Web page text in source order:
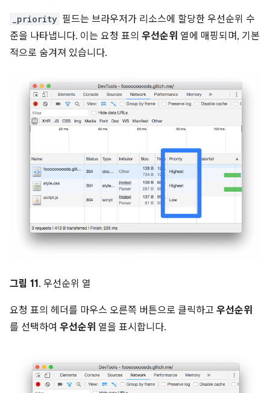
_priority 필드는 브라우저가 리소스에 할당한 우선순위 수
준을 나타냅니다. 이는 요청 표의 우선순위 열에 매핑되며, 기본
적으로 숨겨져 있습니다.
그림 11. 우선순위 열
요청 표의 헤더를 마우스 오른쪽 버튼으로 클릭하고 우선순위
를 선택하여 우선순위 열을 표시합니다.